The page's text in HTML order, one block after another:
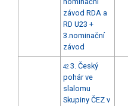
závod RDA a
RD U23 +
3.nominační
závod
42 3. Český
pohár ve
slalomu
Skupiny ČEZ v